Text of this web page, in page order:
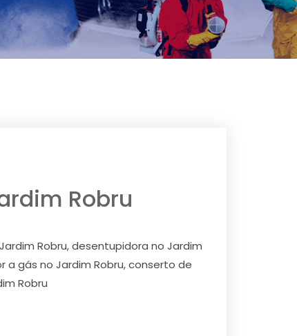
Robru
Robru, desentupidora no Jardim
a gás no Jardim Robru, conserto de
Robru